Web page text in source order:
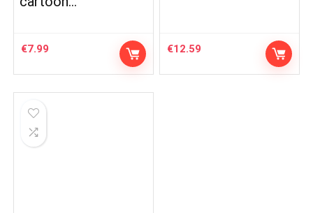
€7.99 €12.59